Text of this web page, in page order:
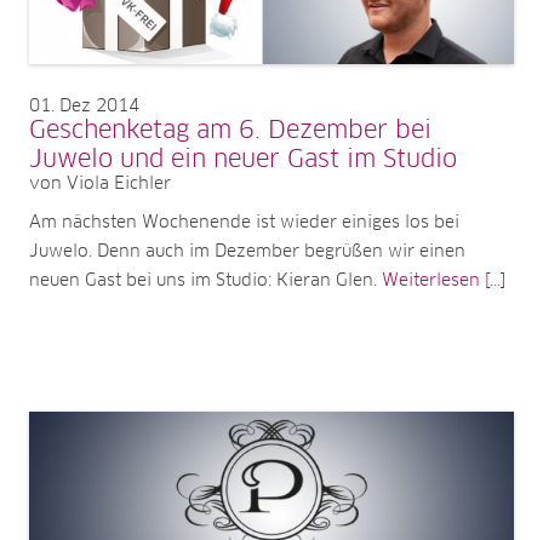
01 Dez 2014
Geschenketag am 6. Dezember bei
Juwelo und ein neuer Gast im Studio
von Viola Eichler
Am nächsten Wochenende ist wieder einiges los bei
Juwelo. Denn auch im Dezember begrüßen wir einen
neuen Gast bei uns im Studio: Kieran Glen. Weiterlesen [...]